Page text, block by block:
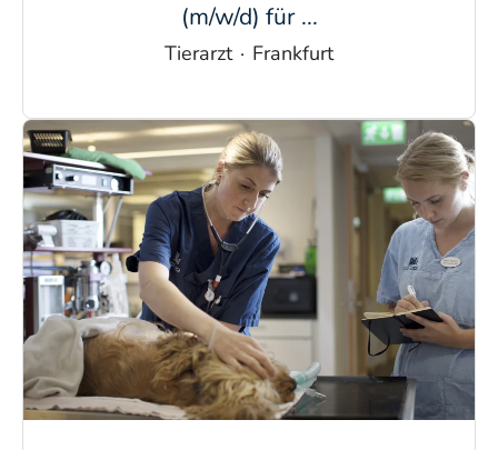
(m/w/d) für ...
Tierarzt · Frankfurt